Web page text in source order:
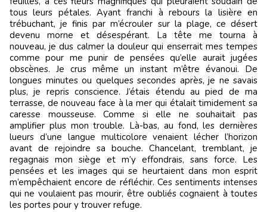
tous leurs pétales. Ayant franchi à rebours la lisière en
trébuchant, je finis par m’écrouler sur la plage, ce désert
devenu morne et désespérant. La tête me tourna à
nouveau, je dus calmer la douleur qui enserrait mes tempes
comme pour me punir de pensées qu’elle aurait jugées
obscènes. Je crus même un instant m’être évanoui. De
longues minutes ou quelques secondes après, je ne savais
plus, je repris conscience. J’étais étendu au pied de ma
terrasse, de nouveau face à la mer qui étalait timidement sa
caresse mousseuse. Comme si elle ne souhaitait pas
amplifier plus mon trouble. Là-bas, au fond, les dernières
lueurs d’une langue multicolore venaient lécher l’horizon
avant de rejoindre sa bouche. Chancelant, tremblant, je
regagnais mon siège et m’y effondrais, sans force. Les
pensées et les images qui se heurtaient dans mon esprit
m’empêchaient encore de réfléchir. Ces sentiments intenses
qui ne voulaient pas mourir, être oubliés cognaient à toutes
les portes pour y trouver refuge.